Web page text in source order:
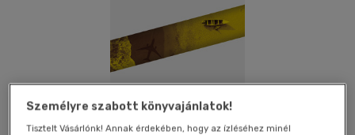
Személyre szabott könyvajánlatok!
Tisztelt Vásárlónk! Annak érdekében, hogy az ízléséhez minél